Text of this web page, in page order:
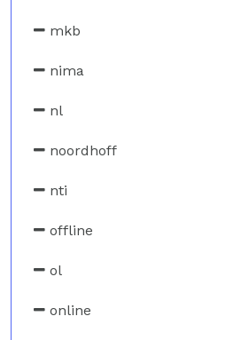
mkb
nima
nl
noordhoff
nti
offline
ol
online